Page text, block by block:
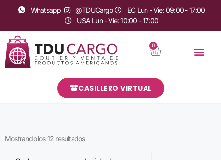
Whatsapp @TDUCargo
EC Lun - Vie: 09:00 - 17:00
USA Lun - Vie: 10:00 - 17:00
0
CASILLERO VIRTUAL
Mostrando los 12 resultados